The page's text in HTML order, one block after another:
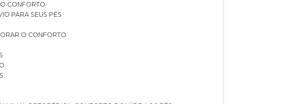
CONFORTO
PARA SEUS PÉS
O CONFORTO